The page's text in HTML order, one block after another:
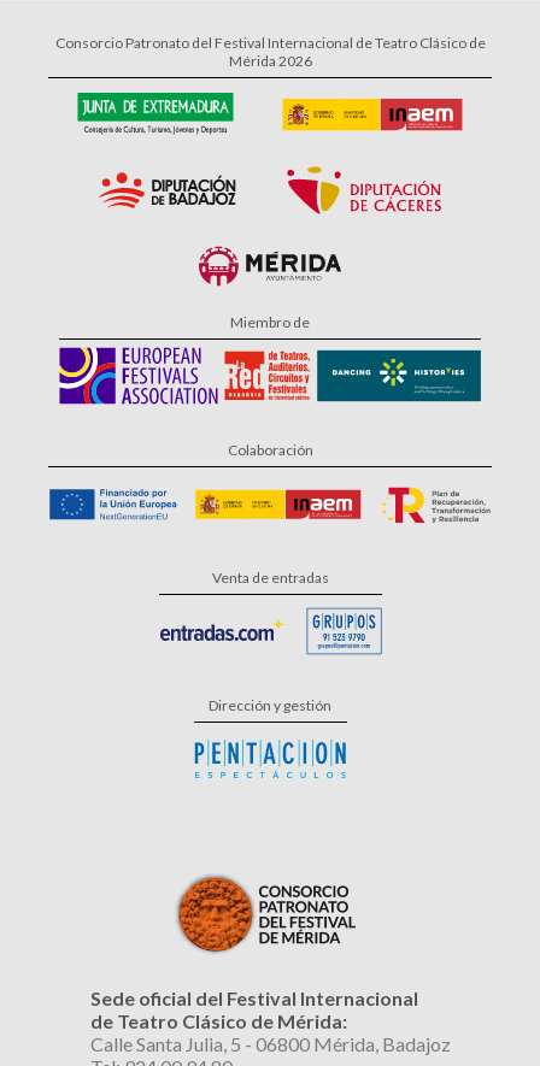
Consorcio Patronato del Festival Internacional de Teatro Clásico de
Mérida 2026
Miembro de
Colaboración
Venta de entradas
Dirección y gestión
Sede oficial del Festival Internacional
de Teatro Clásico de Mérida:
Calle Santa Julia, 5 - 06800 Mérida, Badajoz